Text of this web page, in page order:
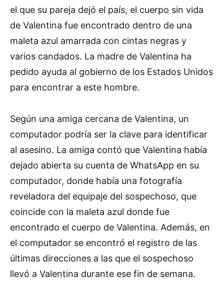
el que su pareja dejó el país, el cuerpo sin vida
de Valentina fue encontrado dentro de una
maleta azul amarrada con cintas negras y
varios candados. La madre de Valentina ha
pedido ayuda al gobierno de los Estados Unidos
para encontrar a este hombre.
Según una amiga cercana de Valentina, un
computador podría ser la clave para identificar
al asesino. La amiga contó que Valentina había
dejado abierta su cuenta de WhatsApp en su
computador, donde había una fotografía
reveladora del equipaje del sospechoso, que
coincide con la maleta azul donde fue
encontrado el cuerpo de Valentina. Además, en
el computador se encontró el registro de las
últimas direcciones a las que el sospechoso
llevó a Valentina durante ese fin de semana.